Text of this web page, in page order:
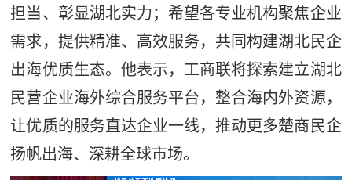
担当、彰显湖北实力；希望各专业机构聚焦企业
需求，提供精准、高效服务，共同构建湖北民企
出海优质生态。他表示，工商联将探索建立湖北
民营企业海外综合服务平台，整合海内外资源，
让优质的服务直达企业一线，推动更多楚商民企
扬帆出海、深耕全球市场。